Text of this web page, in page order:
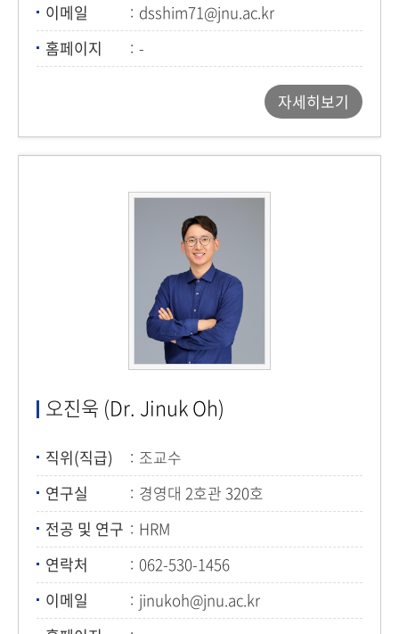
이메일
dsshim71@jnu.ac.kr
홈페이지
-
자세히보기
오진욱 (Dr. Jinuk Oh)
직위(직급)
조교수
연구실
경영대 2호관 320호
전공 및 연구
HRM
연락처
062-530-1456
이메일
jinukoh@jnu.ac.kr